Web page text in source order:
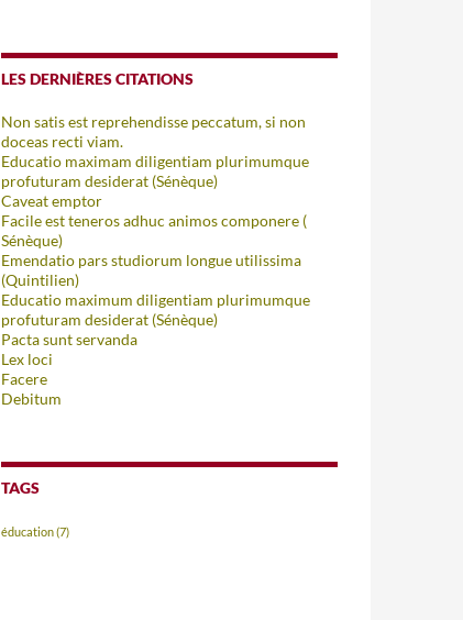
LES DERNIÈRES CITATIONS
Non satis est reprehendisse peccatum, si non
doceas recti viam.
Educatio maximam diligentiam plurimumque
profuturam desiderat (Sénèque)
Caveat emptor
Facile est teneros adhuc animos componere (
Sénèque)
Emendatio pars studiorum longue utilissima
(Quintilien)
Educatio maximum diligentiam plurimumque
profuturam desiderat (Sénèque)
Pacta sunt servanda
Lex loci
Facere
Debitum
TAGS
éducation(7)